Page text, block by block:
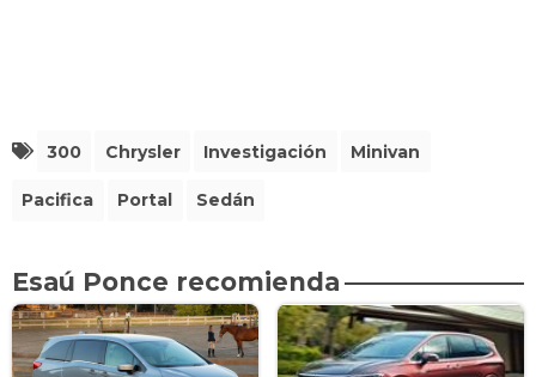
300 Chrysler Investigación Minivan
Pacifica Portal Sedán
Esaú Ponce recomienda